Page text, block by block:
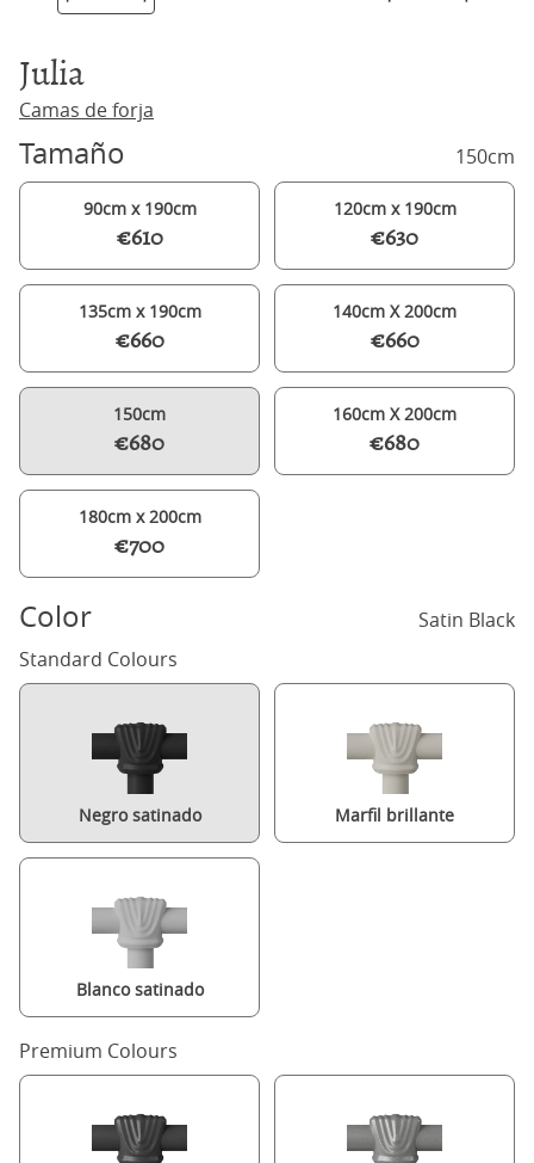
Julia
Camas de forja
Tamaño 150cm
90cm x 190cm
€610
120cm x 190cm
€630
135cm x 190cm
€660
140cm X 200cm
€660
150cm
€680
160cm X 200cm
€680
180cm x 200cm
€700
Color
Satin Black
Standard Colours
Negro satinado Marfil brillante
Blanco satinado
Premium Colours